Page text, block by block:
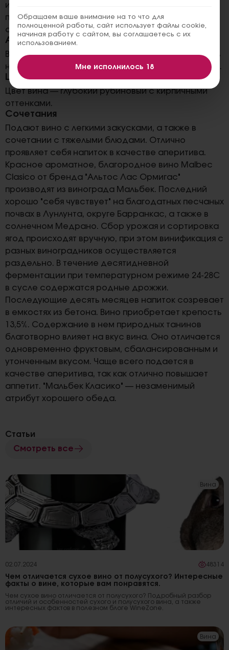
изящные танины, продолжается в стойком
послевкусии с яркими тонами спелой черники,
сливы и белого перца.
Аромат
В элегантном аромате вина гармонично сплелись
ноты сливы, вишни, шоколада, банана и маракуйи.
Цвет
Цвет вина — глубокий рубиновый с кирпичными
оттенками.
Сочетания
Подают вино с легкими закусками, а также в
сочетании с тяжелыми блюдами. Отлично
проявляет себя напиток в качестве аперитива.
Красное ароматное, благородное вино Malbec
Clasico от бренда "Альтос Лас Ормигас"
производят из винограда Мальбек. Последний
хорошо "себя чувствует" на благодатных песчаных
почвах в Лунлунта, округе Барранкас, а также в
солнечном Медрано. Сбор урожая и сортировка
ягод происходят вручную, при этом винификация с
разных виноградников осуществляется
раздельно. В течение десятидневной
ферментации при температурном режиме 24-28С
в сусле содержатся родные дрожжи.
Последующие десять месяцев напиток созревает
в емкостях из бетона. Вино приобретает крепость
13,5%. Содержание в нем природных танинов
благотворно влияет на вкус вина. Оно отличается
одновременно фруктовым, сбалансированным и
утонченным вкусом. Чаще всего подается в
качестве аперитива, так как отлично повышает
аппетит. "Мальбек Класико" — незаменимый
атрибут хорошего обеда.
Статьи
Смотреть все
Вина
02.07.2024 48314
Чем отличается сухое вино от полусухого? Интересные
факты о вине, которые вам понравятся.
Чем сухое вино отличается от полусухого? Подробный разбор
отличий и особенностей сухого и полусухого вина, а также
интересных фактов в полезном блоге WineZone.
Вина
Обращаем ваше внимание на то что для
полноценной работы, сайт использует файлы cookie,
начиная работу с сайтом, вы соглашаетесь с их
использованием.
Мне исполнилось 18